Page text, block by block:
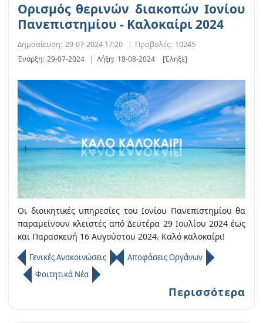
Ορισμός θερινών διακοπών Ιονίου
Πανεπιστημίου - Καλοκαίρι 2024
Δημοσίευση: 29-07-2024 17:20 | Προβολές: 10245
Έναρξη: 29-07-2024 | Λήξη: 18-08-2024 [Έληξε]
Οι διοικητικές υπηρεσίες του Ιονίου Πανεπιστημίου θα
παραμείνουν κλειστές από Δευτέρα 29 Ιουλίου 2024 έως
και Παρασκευή 16 Αυγούστου 2024. Καλό καλοκαίρι!
Γενικές Ανακοινώσεις
Αποφάσεις Οργάνων
Φοιτητικά Νέα
Περισσότερα